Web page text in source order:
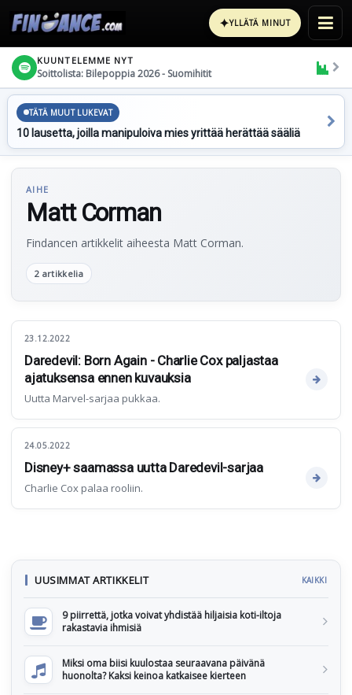
✦YLLÄTÄ MINUT
KUUNTELEMME NYT
Soittolista: Bilepoppia 2026 - Suomihitit
TÄTÄ MUUT LUKEVAT
10 lausetta, joilla manipuloiva mies yrittää herättää sääliä
AIHE
Matt Corman
Findancen artikkelit aiheesta Matt Corman.
2 artikkelia
23.12.2022
Daredevil: Born Again - Charlie Cox paljastaa
ajatuksensa ennen kuvauksia
Uutta Marvel-sarjaa pukkaa.
24.05.2022
Disney+ saamassa uutta Daredevil-sarjaa
Charlie Cox palaa rooliin.
UUSIMMAT ARTIKKELIT KAIKKI
9 piirrettä, jotka voivat yhdistää hiljaisia koti-iltoja
rakastavia ihmisiä
Miksi oma biisi kuulostaa seuraavana päivänä
huonolta? Kaksi keinoa katkaisee kierteen